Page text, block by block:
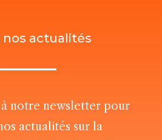
nos actualités
notre newsletter pour
actualités sur la